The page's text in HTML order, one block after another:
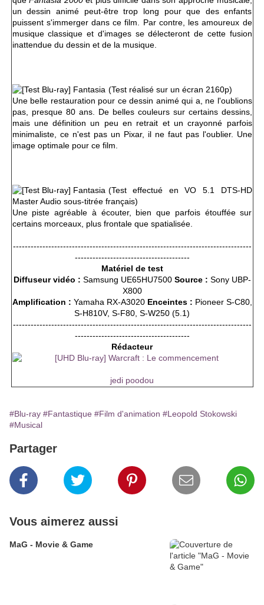
un dessin animé peut-être trop long pour que des enfants
puissent s'immerger dans ce film. Par contre, les amoureux de
musique classique et d'images se délecteront de cette fusion
inattendue du dessin et de la musique.
(Test réalisé sur un écran 2160p)
Une belle restauration pour ce dessin animé qui a, ne l'oublions
pas, presque 80 ans. De belles couleurs sur certains dessins,
mais une définition un peu en retrait et un crayonné parfois
minimaliste, ce n'est pas un Pixar, il ne faut pas l'oublier. Une
image optimale pour ce film.
(Test effectué en VO 5.1 DTS-HD
Master Audio sous-titrée français)
Une piste agréable à écouter, bien que parfois étouffée sur
certains morceaux, plus frontale que spatialisée.
---------------------------------------------------------------------------------
---------------------------------------
Matériel de test
Diffuseur vidéo : Samsung UE65HU7500 Source : Sony UBP-
X800
Amplification : Yamaha RX-A3020 Enceintes : Pioneer S-C80,
S-H810V, S-F80, S-W250 (5.1)
---------------------------------------------------------------------------------
---------------------------------------
Rédacteur
jedi poodou
#Blu-ray #Fantastique #Film d'animation #Leopold Stokowski
#Musical
Partager
Vous aimerez aussi
MaG - Movie & Game